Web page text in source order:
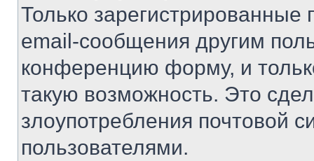
Только зарегистрированные
email-сообщения другим
конференцию форму, и
такую возможность. Это
злоупотребления почтовой
пользователями.